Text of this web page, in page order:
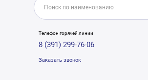
Телефон горячей линии
8 (391) 299-76-06
Заказать звонок